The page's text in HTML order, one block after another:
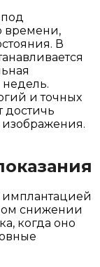
времени,
В
недель.
и точных
достичь
изображения.
снижении
когда оно